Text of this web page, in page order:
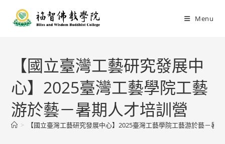
Menu
【國立臺灣工藝研究發展中
心】2025臺灣工藝學院工藝
游於藝－暑期人才培訓營
> 【國立臺灣工藝研究發展中心】2025臺灣工藝學院工藝游於藝－暑